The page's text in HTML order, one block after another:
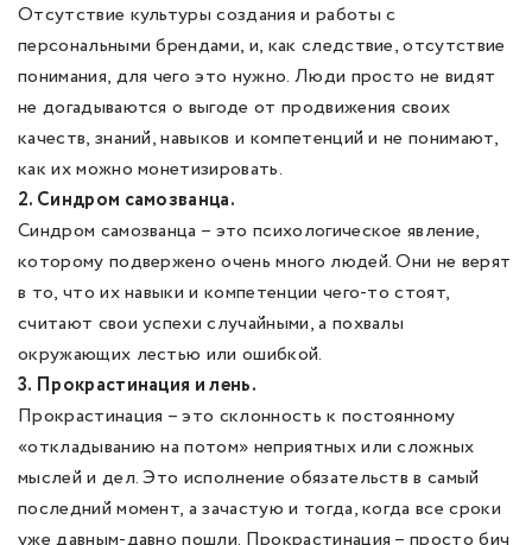
Отсутствие культуры создания и работы с
персональными брендами, и, как следствие, отсутствие
понимания, для чего это нужно. Люди просто не видят
не догадываются о выгоде от продвижения своих
качеств, знаний, навыков и компетенций и не понимают,
как их можно монетизировать.
2. Синдром самозванца.
Синдром самозванца – это психологическое явление,
которому подвержено очень много людей. Они не верят
в то, что их навыки и компетенции чего-то стоят,
считают свои успехи случайными, а похвалы
окружающих лестью или ошибкой.
3. Прокрастинация и лень.
Прокрастинация – это склонность к постоянному
«откладыванию на потом» неприятных или сложных
мыслей и дел. Это исполнение обязательств в самый
последний момент, а зачастую и тогда, когда все сроки